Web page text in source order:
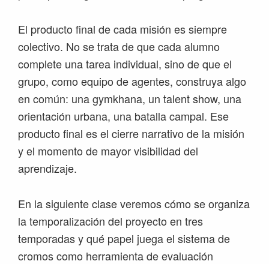
El producto final de cada misión es siempre
colectivo. No se trata de que cada alumno
complete una tarea individual, sino de que el
grupo, como equipo de agentes, construya algo
en común: una gymkhana, un talent show, una
orientación urbana, una batalla campal. Ese
producto final es el cierre narrativo de la misión
y el momento de mayor visibilidad del
aprendizaje.
En la siguiente clase veremos cómo se organiza
la temporalización del proyecto en tres
temporadas y qué papel juega el sistema de
cromos como herramienta de evaluación